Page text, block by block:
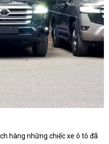
hàng những chiếc xe ô tô đã